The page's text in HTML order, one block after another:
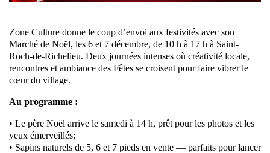
Zone Culture donne le coup d’envoi aux festivités avec son
Marché de Noël, les 6 et 7 décembre, de 10 h à 17 h à Saint-
Roch-de-Richelieu. Deux journées intenses où créativité locale,
rencontres et ambiance des Fêtes se croisent pour faire vibrer le
cœur du village.
Au programme :
• Le père Noël arrive le samedi à 14 h, prêt pour les photos et les
yeux émerveillés;
• Sapins naturels de 5, 6 et 7 pieds en vente — parfaits pour lancer